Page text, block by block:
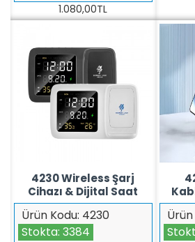
1.080,00TL
Ürün Kodu: 4230
Stokta: 3384
4230 Wireless Şarj
Cihazı & Dijital Saat